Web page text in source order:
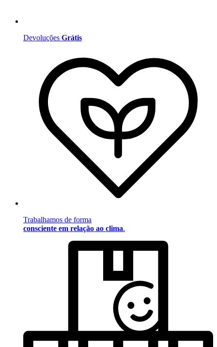
Devoluções Grátis
Trabalhamos de forma
consciente em relação ao clima.